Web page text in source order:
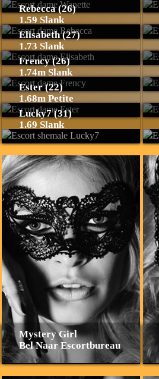
Rebecca (26)
1.59 Slank
Elisabeth (27)
1.73 Slank
Frency (26)
1.74m Slank
Ester (22)
1.68m Petite
Lucky7 (31)
1.69 Slank
Mystery Girl
Bel Naar Escortbureau